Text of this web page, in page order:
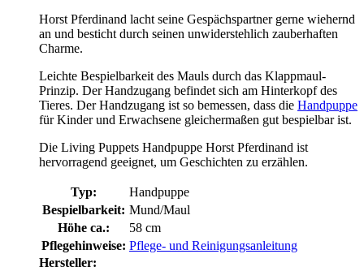
Horst Pferdinand lacht seine Gespächspartner gerne wiehernd
an und besticht durch seinen unwiderstehlich zauberhaften
Charme.
Leichte Bespielbarkeit des Mauls durch das Klappmaul-
Prinzip. Der Handzugang befindet sich am Hinterkopf des
Tieres. Der Handzugang ist so bemessen, dass die Handpuppe
für Kinder und Erwachsene gleichermaßen gut bespielbar ist.
Die Living Puppets Handpuppe Horst Pferdinand ist
hervorragend geeignet, um Geschichten zu erzählen.
Typ:
Handpuppe
Bespielbarkeit: Mund/Maul
Höhe ca.:
58 cm
Pflegehinweise: Pflege- und Reinigungsanleitung
Hersteller: